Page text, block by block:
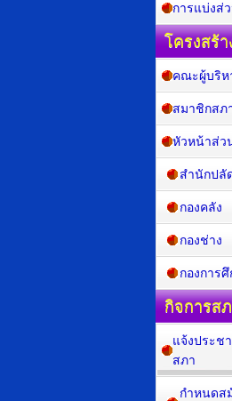
การแบ่งส่
โครงสร้
คณะผู้บริห
สมาชิกสภ
หัวหน้าส่ว
สำนักปลั
กองคลัง
กองช่าง
กองการ
กิจการส
แจ้งประช
สภา
กำหนดส